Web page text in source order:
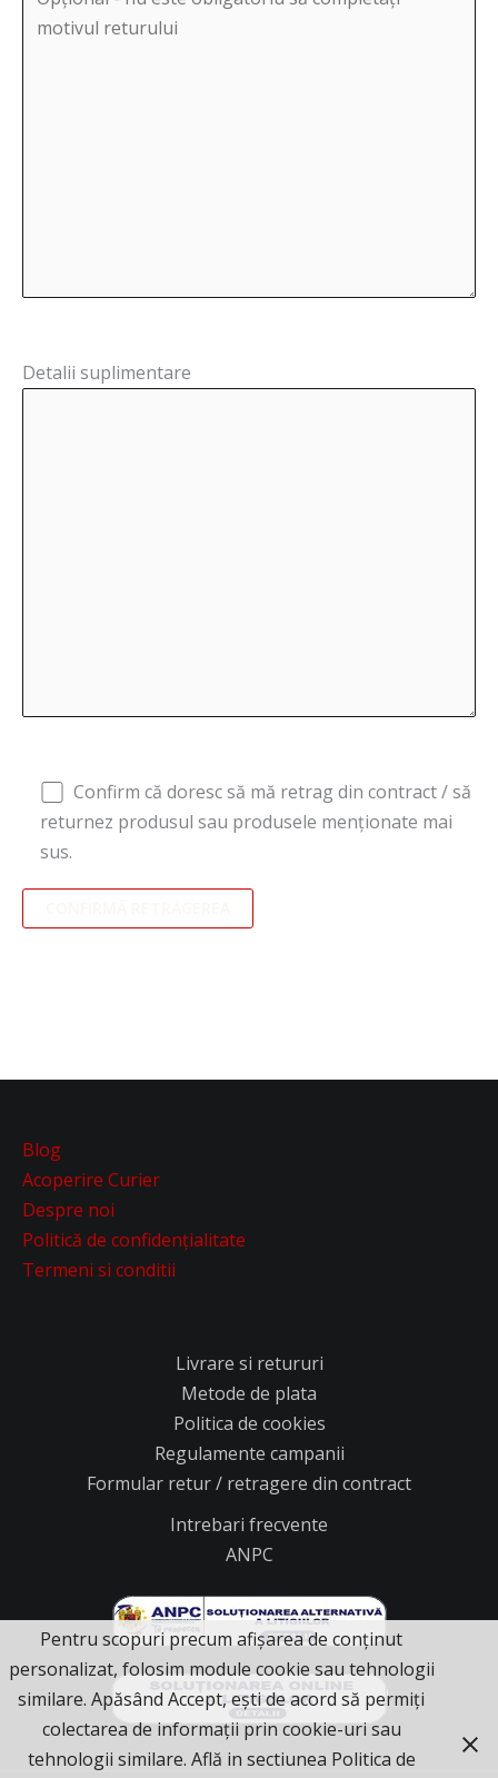
Detalii suplimentare
Confirm că doresc să mă retrag din contract / să
returnez produsul sau produsele menționate mai
sus.
Blog
Acoperire Curier
Despre noi
Politică de confidențialitate
Termeni si conditii
Livrare si retururi
Metode de plata
Politica de cookies
Regulamente campanii
Formular retur / retragere din contract
Intrebari frecvente
ANPC
Pentru scopuri precum afișarea de conținut
personalizat, folosim module cookie sau tehnologii
similare. Apăsând Accept, ești de acord să permiți
colectarea de informații prin cookie-uri sau
tehnologii similare. Află in sectiunea Politica de